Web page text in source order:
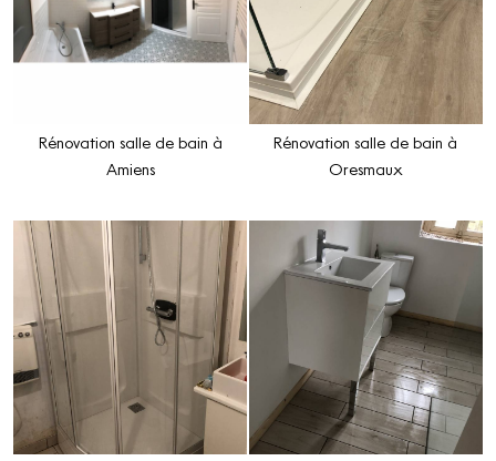
Rénovation salle de bain à
Amiens
Rénovation salle de bain à
Oresmaux